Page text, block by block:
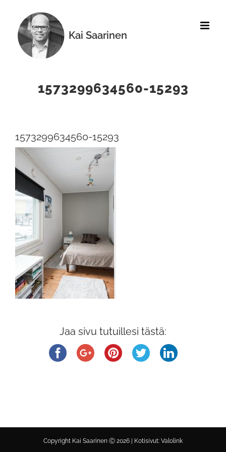
content
Kai Saarinen
1573299634560-15293
1573299634560-15293
Jaa sivu tutuillesi tästä:
Copyright Kai Saarinen Ⓒ 2026 | Kotisivut: Valolink